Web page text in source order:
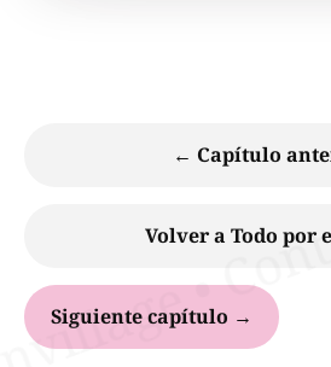
← Capítulo
Volver a Todo por
Siguiente capítulo →